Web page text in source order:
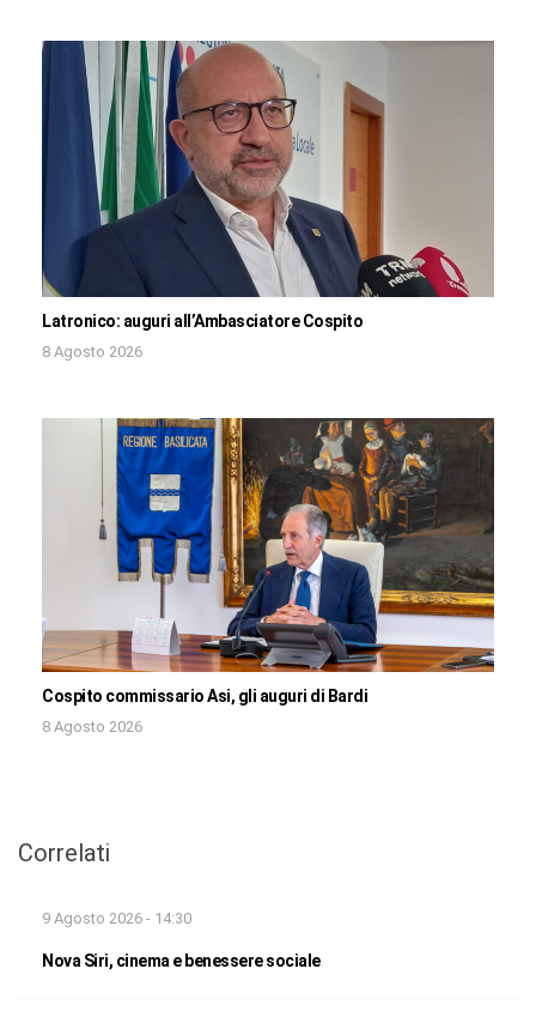
Latronico: auguri all’Ambasciatore Cospito
8 Agosto 2026
Cospito commissario Asi, gli auguri di Bardi
8 Agosto 2026
Correlati
9 Agosto 2026 - 14:30
Nova Siri, cinema e benessere sociale